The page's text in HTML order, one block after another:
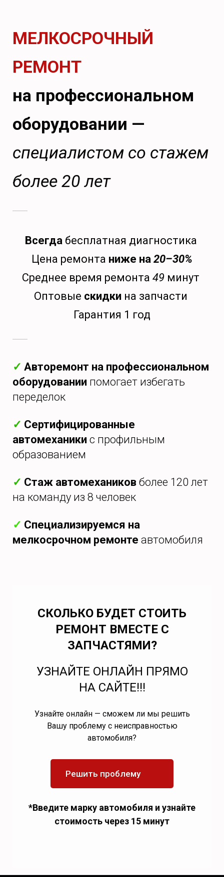
МЕЛКОСРОЧНЫЙ
РЕМОНТ
на профессиональном
оборудовании —
специалистом со стажем
более 20 лет
Всегдабесплатная диагностика
Цена ремонта ниже на 20–30%
Среднее время ремонта 49 минут
Оптовые скидки на запчасти
Гарантия 1 год
✓ Авторемонт на профессиональном
оборудовании помогает избегать
переделок
✓ Сертифицированные
автомеханики с профильным
образованием
✓ Стаж автомехаников более 120 лет
на команду из 8 человек
✓ Специализируемся на
мелкосрочном ремонте автомобиля
СКОЛЬКО БУДЕТ СТОИТЬ
РЕМОНТ ВМЕСТЕ С
ЗАПЧАСТЯМИ?
УЗНАЙТЕ ОНЛАЙН ПРЯМО
НА САЙТЕ!!!
Узнайте онлайн — сможем ли мы решить
Вашу проблему с неисправностью
автомобиля?
Решить проблему
*Введите марку автомобиля и узнайте
стоимость через 15 минут